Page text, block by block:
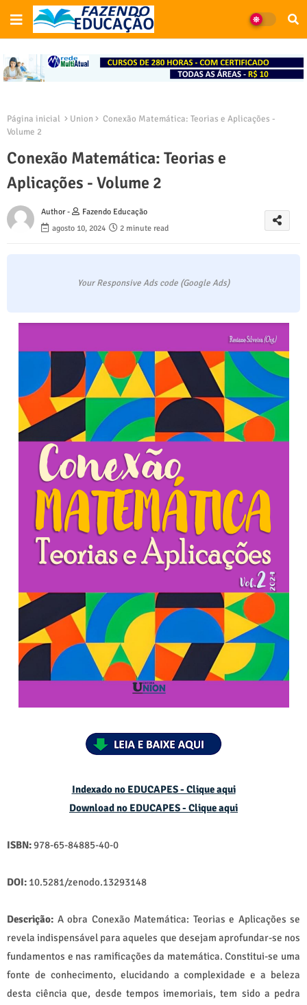
Página inicial Union
Conexão Matemática: Teorias e Aplicações -
Volume 2
Conexão Matemática: Teorias e
Aplicações - Volume 2
Author -
Fazendo Educação
agosto 10, 2024
2 minute read
Your Responsive Ads code (Google Ads)
Indexado no EDUCAPES - Clique aqui
Download no EDUCAPES - Clique aqui
ISBN:978-65-84885-40-0
DOI: 10.5281/zenodo.13293148
Descrição: A obra Conexão Matemática: Teorias e Aplicações se
revela indispensável para aqueles que desejam aprofundar-se nos
fundamentos e nas ramificações da matemática. Constitui-se uma
fonte de conhecimento, elucidando a complexidade e a beleza
desta ciência que, desde tempos imemoriais, tem sido a pedra